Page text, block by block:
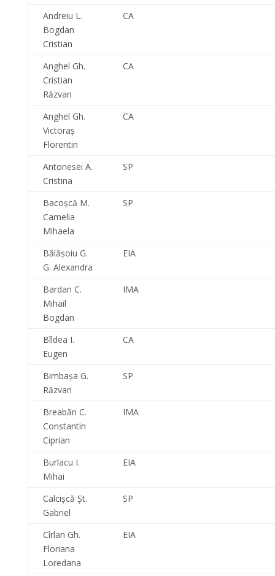
Andreiu L.
Bogdan
Cristian
CA
Anghel Gh.
Cristian
Răzvan
CA
Anghel Gh.
Victoraş
Florentin
CA
Antonesei A.
Cristina
SP
Bacoşcă M.
Camelia
Mihaela
SP
Bălăşoiu G.
G. Alexandra
EIA
Bardan C.
Mihail
Bogdan
IMA
Bîldea I.
Eugen
CA
Bimbaşa G.
Răzvan
SP
Breabăn C.
Constantin
Ciprian
IMA
Burlacu I.
Mihai
EIA
Calcişcă Şt.
Gabriel
SP
Cîrlan Gh.
Floriana
Loredana
EIA